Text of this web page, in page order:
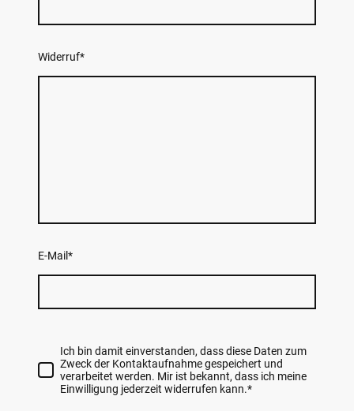
Widerruf*
E-Mail*
Ich bin damit einverstanden, dass diese Daten zum
Zweck der Kontaktaufnahme gespeichert und
verarbeitet werden. Mir ist bekannt, dass ich meine
Einwilligung jederzeit widerrufen kann.*